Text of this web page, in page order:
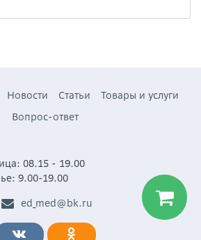
Новости Статьи
Товары и услуги
Вопрос-ответ
08.15 - 19.00
9.00-19.00
ed_med@bk.ru